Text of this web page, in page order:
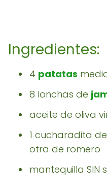
Ingredientes:
4 patatas
8 lonchas de
aceite de oliva
1 cucharadita
otra de romero
mantequilla SIN